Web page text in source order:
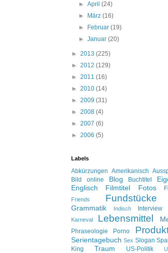
►April(24)
►
März(16)
►
Februar(19)
►Januar(20)
► 2013 (225)
► 2012 (129)
► 2011 (16)
► 2010 (14)
► 2009 (31)
► 2008 (4)
► 2007 (6)
► 2006 (5)
Labels
Abkürzungen Amerikanisch
Bild online Blog Buchtitel
Englisch
Filmtitel Fotos
Friends Fundstücke
Grammatik Indisch Interview
Karneval Lebensmittel
Phraseologie
Porno
Serientagebuch Sex Slogan
King
Traum US-Politik